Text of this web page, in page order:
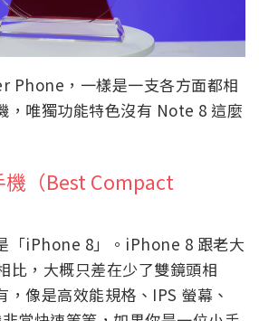
Phone，一樣是一支各方面都相
，唯獨功能特色沒有 Note 8 這麼
（Best Compact
「iPhone 8」。iPhone 8 跟老大
比，大概只差在少了雙鏡頭相
像是高效能規格、IPS 螢幕、